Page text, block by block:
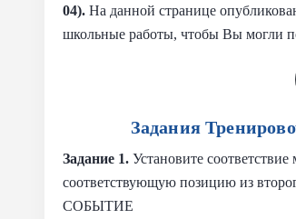
04). На данной странице
школьные работы, чтобы Вы могли
Задания
Задание 1. Установите
соответствующую позицию из
СОБЫТИЕ